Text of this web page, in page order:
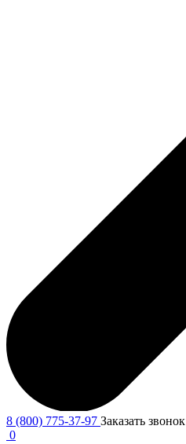
8 (800) 775-37-97 Заказать звонок
0